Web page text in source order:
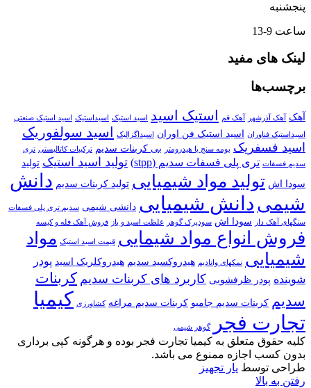
پنجشنبه
ساعت 9-13
لینک های مفید
برچسب‌ها
آهک آهک آذرشهر آهک قم استیک اسید اسید استیک اسیداستیک اسید استیک صنعتی
اسیداستیک فناوران اسید استیک فن اوران اسیداگزالیک اسید سولفوریک
اسید فسفریک بومه سنج یا هیدرومتر بی کربنات سدیم ترکیبات کاتالیستی تری
سدیم فسفات تری پلی فسفات سدیم (stpp) تولید اسید استیک تولید
سودا اش تولید مواد شیمیایی تولید کربنات سدیم دانش
شیمی دانش شیمیایی دانشی شیمی سدیم تری پلی فسفات
سنگهای آهک دار
سودا اش سودپرک گوهر غلظت اسید و باز فروش آهک فله و کیسه
فروش انواع مواد شیمایی قیمت اسید استیک مواد
شیمیایی نمکهای وانادیم هیدروکسید سدیم هیدروکلریک اسید پودر
شوینده پودر ظرفشویی کاربرد های کربنات سدیم کربنات
سدیم کربنات سدیم جامبو کربنات سدیم مراغه کشاورزی کیمیا
تجارت فجر
گوهر شیمی
کلیه حقوق متعلق به کیمیا تجارت فجر بوده و هرگونه کپی برداری
بدون کسب اجازه ممنوع می باشد.
طراحی توسط یار تجهیز
رفتن به بالا